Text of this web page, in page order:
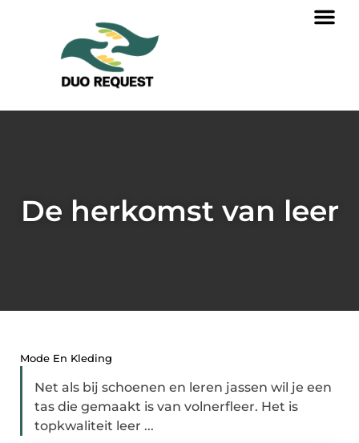
De herkomst van leer
Mode En Kleding
Net als bij schoenen en leren jassen wil je een
tas die gemaakt is van volnerfleer. Het is
topkwaliteit leer ...